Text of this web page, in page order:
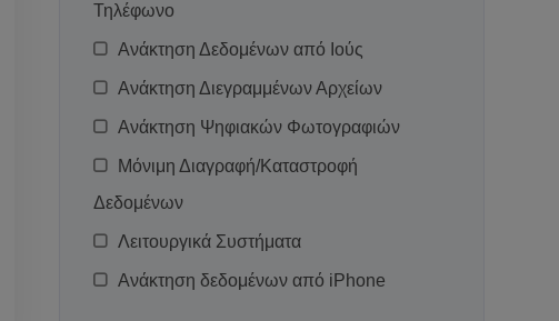
Τηλέφωνο
Ανάκτηση Δεδομένων από Ιούς
Ανάκτηση Διεγραμμένων Αρχείων
Ανάκτηση Ψηφιακών Φωτογραφιών
Μόνιμη Διαγραφή/Καταστροφή
Δεδομένων
Λειτουργικά Συστήματα
Ανάκτηση δεδομένων από iPhone